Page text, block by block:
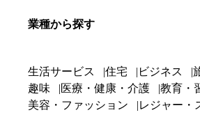
業種から探す
生活サービス 住宅 ビジネス
趣味
医療・健康・介護
教育・
美容・ファッション
レジャー・